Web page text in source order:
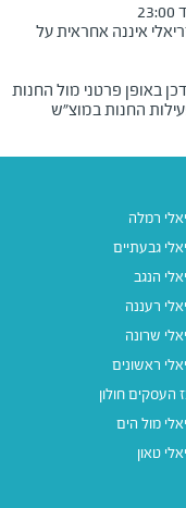
איננה אחראית על
באופן פרטני מול החנות
החנות במוצ"ש
רמלה
גבעתיים
הנגב
רעננה
שרונה
ראשונים
העסקים חולון
מול הים
טאון